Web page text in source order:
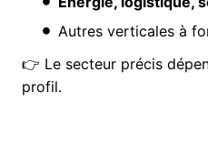
Autres verticales à
👉 Le secteur précis
profil.